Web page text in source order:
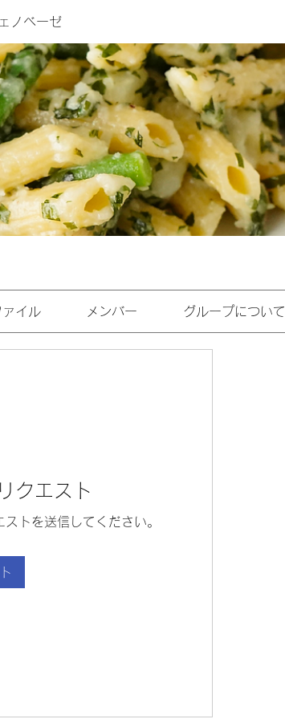
ノベーゼ
ァイル メンバー グループについて
クエスト
トを送信してください。